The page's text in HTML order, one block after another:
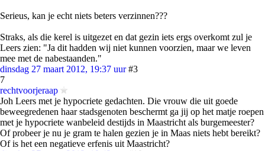
Serieus, kan je echt niets beters verzinnen???
Straks, als die kerel is uitgezet en dat gezin iets ergs overkomt zul je
Leers zien: "Ja dit hadden wij niet kunnen voorzien, maar we leven
mee met de nabestaanden."
dinsdag 27 maart 2012, 19:37 uur #3
7
rechtvoorjeraap
Joh Leers met je hypocriete gedachten. Die vrouw die uit goede
beweegredenen haar stadsgenoten beschermt ga jij op het matje roepen
met je hypocriete wanbeleid destijds in Maastricht als burgemeester?
Of probeer je nu je gram te halen gezien je in Maas niets hebt bereikt?
Of is het een negatieve erfenis uit Maastricht?